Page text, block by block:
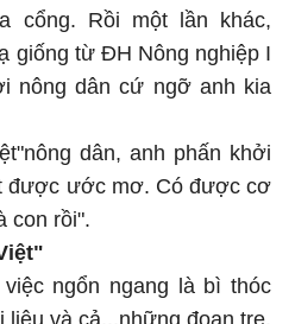
cổng. Rồi một lần khác,
giống từ ĐH Nông nghiệp I
nông dân cứ ngỡ anh kia
dân, anh phấn khởi
được ước mơ. Có được cơ
con rồi".
ngổn ngang là bì thóc
liệu và cả...những đoạn tre,